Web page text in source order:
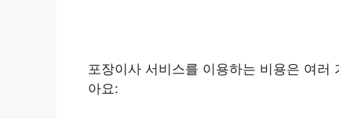
포장이사 서비스를 이용하는 비용은 여
아요: